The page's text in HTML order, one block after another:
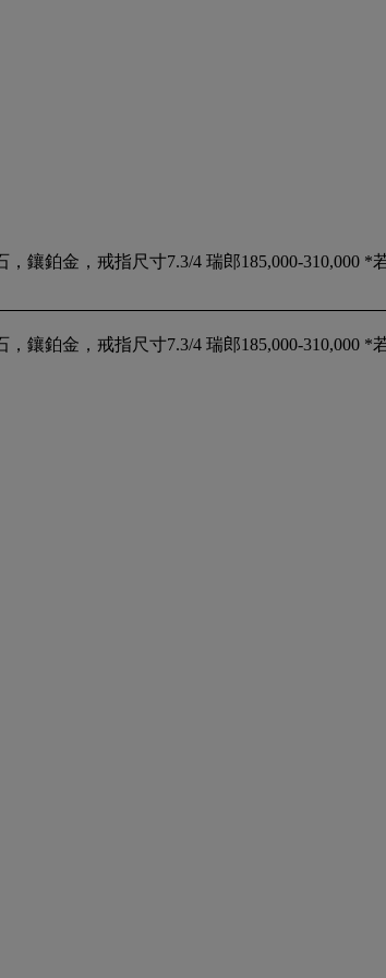
鑲鉑金，戒指尺寸7.3/4 瑞郎185,000-310,000 *
鑲鉑金，戒指尺寸7.3/4 瑞郎185,000-310,000 *